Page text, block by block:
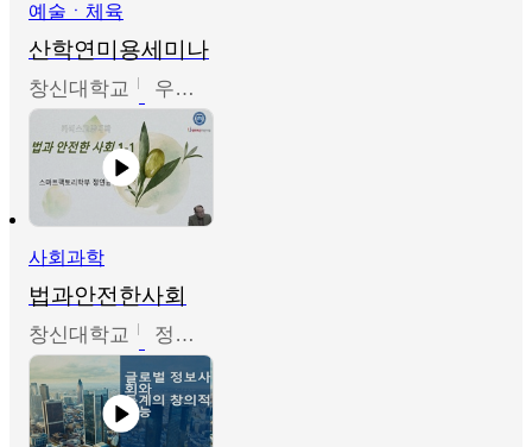
예술ㆍ체육
산학연미용세미나
창신대학교 우미옥,오윤경,박선이
사회과학
법과안전한사회
창신대학교 정연균